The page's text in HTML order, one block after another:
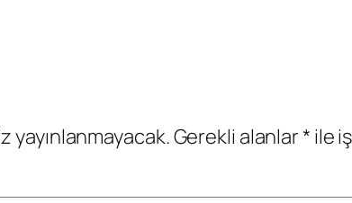
yayınlanmayacak.Gerekli alanlar* ile